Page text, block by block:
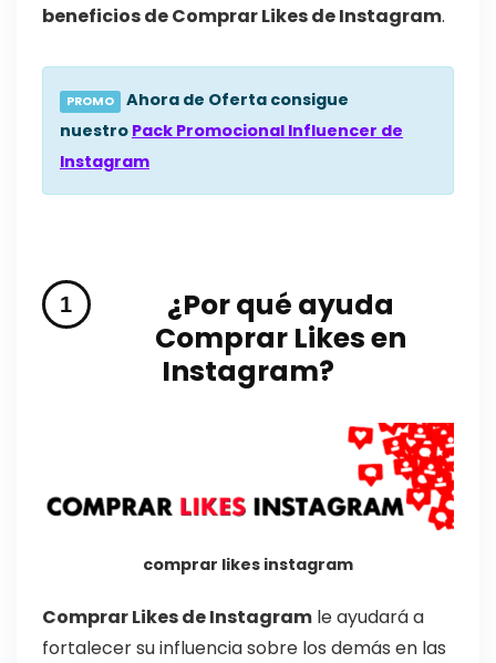
beneficios de Comprar Likes de Instagram.
PROMO
Ahora de Oferta consigue
nuestro Pack Promocional Influencer de
Instagram
¿Por qué ayuda
Comprar Likes en
Instagram?
comprar likes instagram
Comprar Likes de Instagramle ayudará a
fortalecer su influencia sobre los demás en las